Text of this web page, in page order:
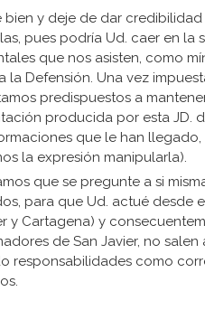
bien y deje de dar
pues podría Ud. caer en la
que nos asisten, como
la Defensión. Una vez
predispuestos a
producida por esta JD.
que le han
la expresión manipularla).
que se pregunte a si
para que Ud. actué desde
y Cartagena) y
de San Javier, no
responsabilidades como